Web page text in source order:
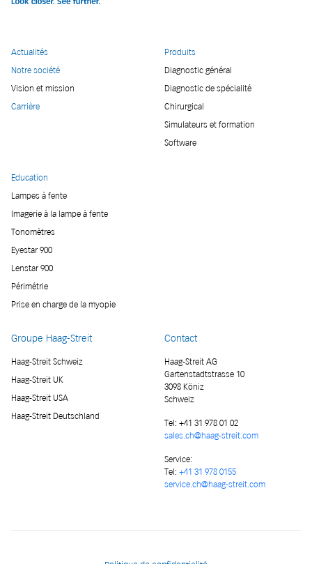
Actualités
Notre société
Vision et mission
Carrière
Produits
Diagnostic général
Diagnostic de spécialité
Chirurgical
Simulateurs et formation
Software
Education
Lampes à fente
Imagerie à la lampe à fente
Tonomètres
Eyestar 900
Lenstar 900
Périmétrie
Prise en charge de la myopie
Groupe Haag-Streit
Haag-Streit Schweiz
Haag-Streit UK
Haag-Streit USA
Haag-Streit Deutschland
Contact
Haag-Streit AG
Gartenstadtstrasse 10
3098 Köniz
Schweiz
Tel: +41 31 978 01 02
sales.ch@haag-streit.com
Service:
Tel: +41 31 978 0155
service.ch@haag-streit.com